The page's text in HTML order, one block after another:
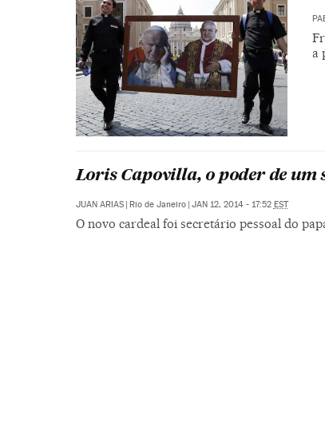
a
Loris Capovilla, o poder de um
JUAN ARIAS Rio de Janeiro JAN 12, 2014 - 17:52 EST
O novo cardeal foi secretário pessoal do